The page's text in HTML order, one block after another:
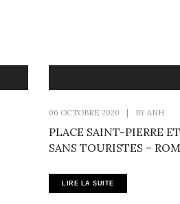
06 OCTOBRE 2020 BY ANH
PLACE SAINT-PIERRE
SANS TOURISTES –
LIRE LA SUITE